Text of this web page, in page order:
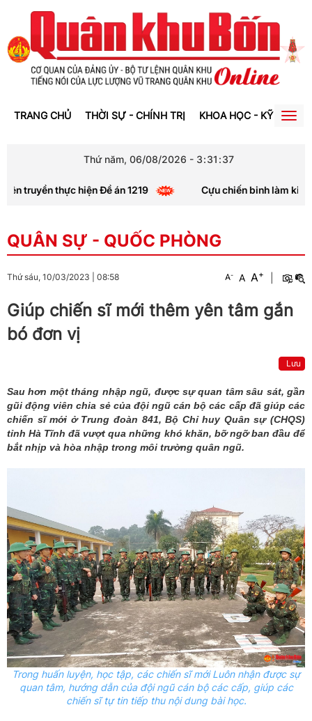
TRANG CHỦ THỜI SỰ - CHÍNH TRỊ KHOA HỌC - KỸ THUẬT
Thứ năm, 06/08/2026 - 3:31 :38
thực hiện Đề án 1219 Cựu chiến binh làm kinh tế giỏi
QUÂN SỰ - QUỐC PHÒNG
Thứ sáu, 10/03/2023 08:58 A- A A+
Giúp chiến sĩ mới thêm yên tâm gắn
bó đơn vị
Lưu
Sau hơn một tháng nhập ngũ, được sự quan tâm sâu sát, gần
gũi động viên chia sẻ của đội ngũ cán bộ các cấp đã giúp các
chiến sĩ mới ở Trung đoàn 841, Bộ Chỉ huy Quân sự (CHQS)
tỉnh Hà Tĩnh đã vượt qua những khó khăn, bỡ ngỡ ban đầu để
bắt nhịp và hòa nhập trong môi trường quân ngũ.
Trong huấn luyện, học tập, các chiến sĩ mới Luôn nhận được sự
quan tâm, hướng dẫn của đội ngũ cán bộ các cấp, giúp các
chiến sĩ tự tin tiếp thu nội dung bài học.